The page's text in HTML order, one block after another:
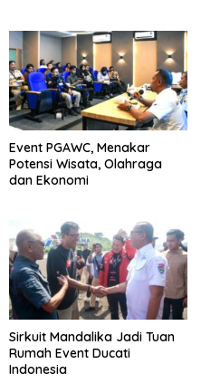
Event PGAWC, Menakar
Potensi Wisata, Olahraga
dan Ekonomi
Sirkuit Mandalika Jadi Tuan
Rumah Event Ducati
Indonesia